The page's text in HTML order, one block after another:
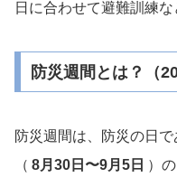
日に合わせて避難訓練
防災週間とは？（
防災週間は、防災の日
（ 8月30日〜9月5日 ）